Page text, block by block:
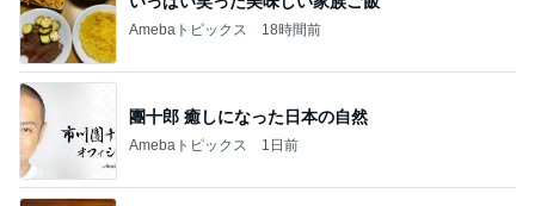
Amebaトピックス 18時間前
團十郎 癒しになった日本の自然
Amebaトピックス 1日前